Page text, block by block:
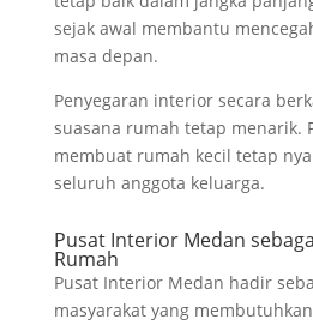
sejak awal membantu
masa depan.
Penyegaran interior secara
suasana rumah tetap menarik.
membuat rumah kecil tetap
seluruh anggota keluarga.
Pusat Interior Medan
Rumah
Pusat Interior Medan hadir
masyarakat yang